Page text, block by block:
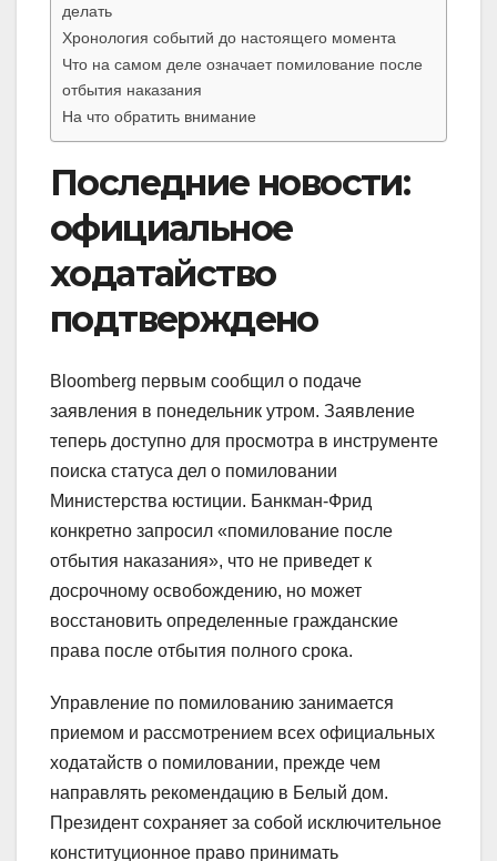
делать
Хронология событий до настоящего момента
Что на самом деле означает помилование после
отбытия наказания
На что обратить внимание
Последние новости:
официальное
ходатайство
подтверждено
Bloomberg первым сообщил о подаче
заявления в понедельник утром. Заявление
теперь доступно для просмотра в инструменте
поиска статуса дел о помиловании
Министерства юстиции. Банкман-Фрид
конкретно запросил «помилование после
отбытия наказания», что не приведет к
досрочному освобождению, но может
восстановить определенные гражданские
права после отбытия полного срока.
Управление по помилованию занимается
приемом и рассмотрением всех официальных
ходатайств о помиловании, прежде чем
направлять рекомендацию в Белый дом.
Президент сохраняет за собой исключительное
конституционное право принимать